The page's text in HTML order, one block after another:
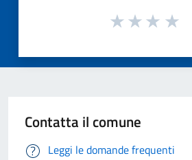
Contatta il comune
Leggi le domande frequenti